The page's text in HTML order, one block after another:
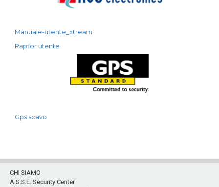
Manuale-utente_xtream
Raptor utente
Gps scavo
CHI SIAMO
A.S.S.E. Security Center